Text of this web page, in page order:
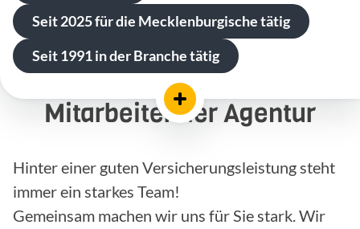
Seit 2025 für die Mecklenburgische tätig
Seit 1991 in der Branche tätig
Mitarbeiter der Agentur
Hinter einer guten Versicherungsleistung steht
immer ein starkes Team!
Gemeinsam machen wir uns für Sie stark. Wir